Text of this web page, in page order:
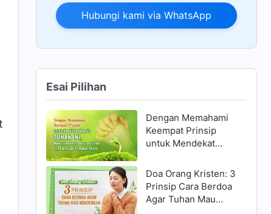
Hubungi kami via WhatsApp
Esai Pilihan
Dengan Memahami
Keempat Prinsip
untuk Mendekat
Hubungan Anda
dengan Tuhan akan
Menjadi Semakin
Dekat
Doa Orang Kristen: 3
Prinsip Cara Berdoa
Agar Tuhan Mau